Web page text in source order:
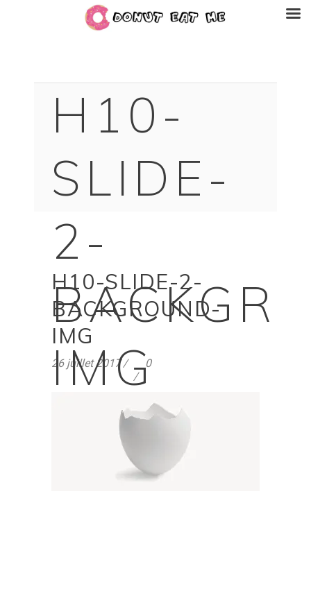
H10-
SLIDE-
2-
IMG
H10-SLIDE-2-
BACKGROUND-
IMG
26 juillet 2017 0